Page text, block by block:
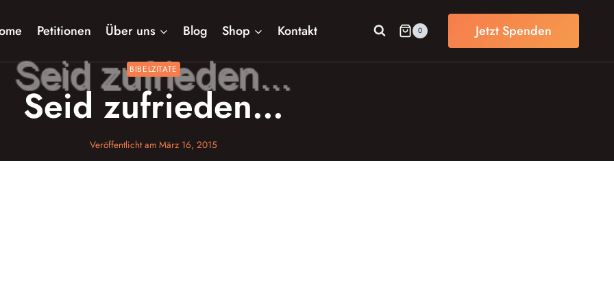
Petitionen Über uns Blog Shop Kontakt 0 Jetzt Spenden
BIBELZITATE
Seid zufrieden…
Veröffentlicht am März 16, 2015